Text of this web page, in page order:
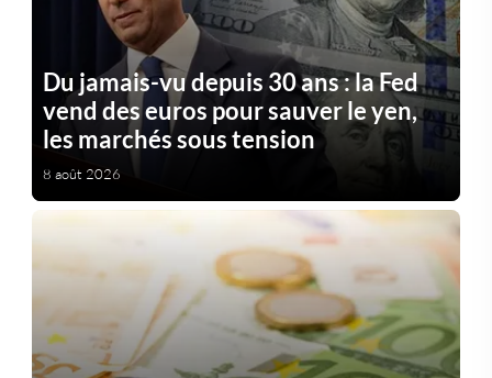
Du jamais-vu depuis 30 ans : la Fed
vend des euros pour sauver le yen,
les marchés sous tension
8 août 2026